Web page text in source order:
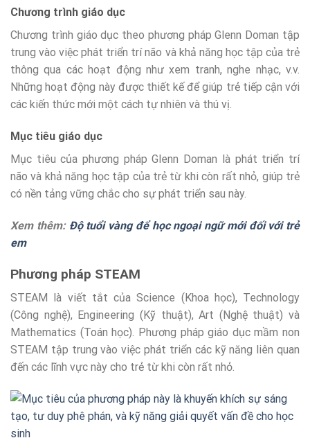
Chương trình giáo dục
Chương trình giáo dục theo phương pháp Glenn Doman tập
trung vào việc phát triển trí não và khả năng học tập của trẻ
thông qua các hoạt động như xem tranh, nghe nhạc, v.v.
Những hoạt động này được thiết kế để giúp trẻ tiếp cận với
các kiến thức mới một cách tự nhiên và thú vị.
Mục tiêu giáo dục
Mục tiêu của phương pháp Glenn Doman là phát triển trí
não và khả năng học tập của trẻ từ khi còn rất nhỏ, giúp trẻ
có nền tảng vững chắc cho sự phát triển sau này.
Xem thêm: Độ tuổi vàng để học ngoại ngữ mới đối với trẻ
em
Phương pháp STEAM
STEAM là viết tắt của Science (Khoa học), Technology
(Công nghệ), Engineering (Kỹ thuật), Art (Nghệ thuật) và
Mathematics (Toán học). Phương pháp giáo dục mầm non
STEAM tập trung vào việc phát triển các kỹ năng liên quan
đến các lĩnh vực này cho trẻ từ khi còn rất nhỏ.